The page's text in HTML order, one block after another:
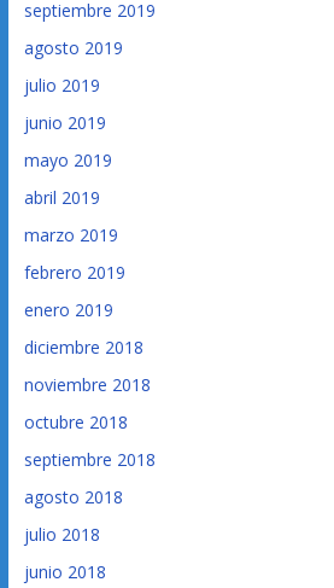
septiembre 2019
agosto 2019
julio 2019
junio 2019
mayo 2019
abril 2019
marzo 2019
febrero 2019
enero 2019
diciembre 2018
noviembre 2018
octubre 2018
septiembre 2018
agosto 2018
julio 2018
junio 2018